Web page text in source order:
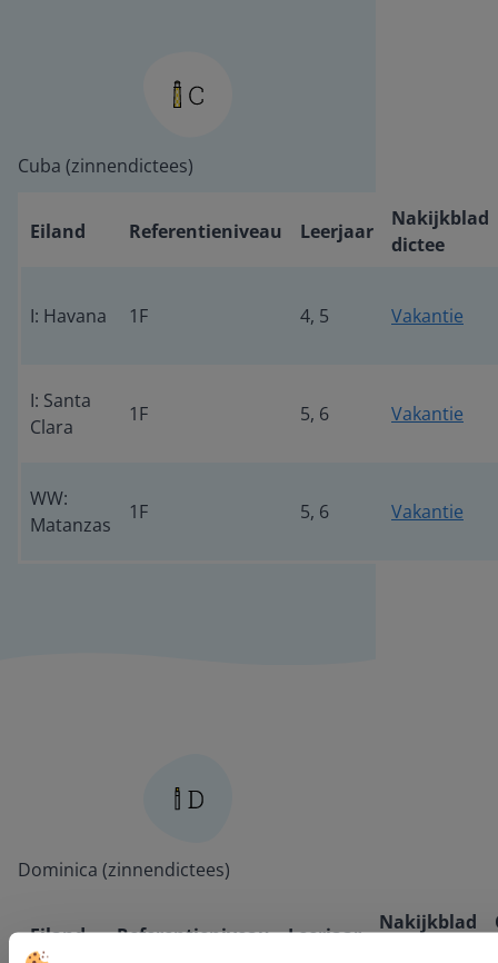
Cuba (zinnendictees)
Eiland Referentieniveau Leerjaar
Nakijkblad
dictee
I: Havana 1F 4, 5 Vakantie
I: Santa
Clara
1F 5, 6 Vakantie
WW:
Matanzas
1F 5, 6 Vakantie
Dominica (zinnendictees)
Eiland Referentieniveau Leerjaar
Nakijkblad